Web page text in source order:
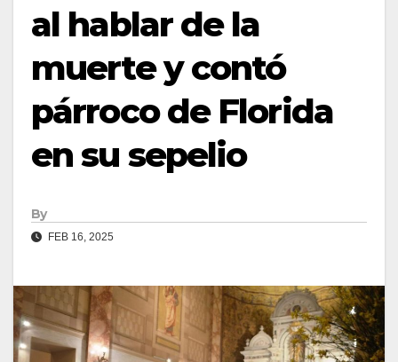
al hablar de la
muerte y contó
párroco de Florida
en su sepelio
By
FEB 16, 2025